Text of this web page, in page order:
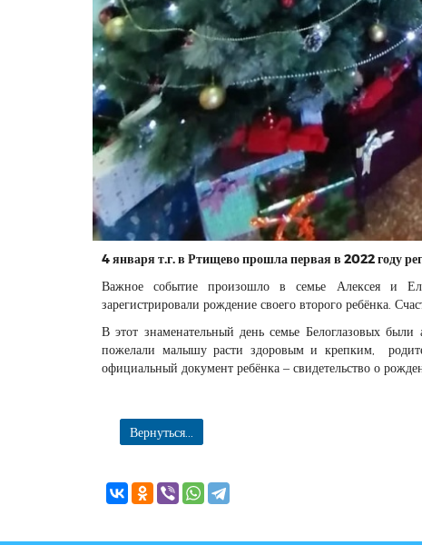
4 января т.г. в Ртищево прошла первая в 2022 году
Важное событие произошло в семье Алексея и
зарегистрировали рождение своего второго ребёнка.
В этот знаменательный день семье Белоглазовых
пожелали малышу расти здоровым и крепким,
официальный документ ребёнка – свидетельство о
Вернуться...